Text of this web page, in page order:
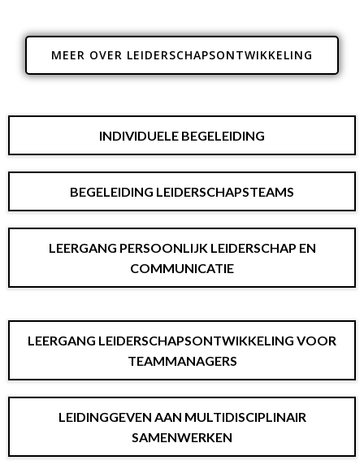
MEER OVER LEIDERSCHAPSONTWIKKELING
INDIVIDUELE BEGELEIDING
BEGELEIDING LEIDERSCHAPSTEAMS
LEERGANG PERSOONLIJK LEIDERSCHAP EN
COMMUNICATIE
LEERGANG LEIDERSCHAPSONTWIKKELING VOOR
TEAMMANAGERS
LEIDINGGEVEN AAN MULTIDISCIPLINAIR
SAMENWERKEN